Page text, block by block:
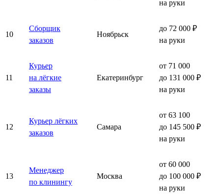
на руки
10
Сборщик
заказов
Ноябрьск
до 72 000 ₽
на руки
11
Курьер
на лёгкие
заказы
Екатеринбург
от 71 000
до 131 000 ₽
на руки
12
Курьер лёгких
заказов
Самара
от 63 100
до 145 500 ₽
на руки
13
Менеджер
по клинингу
Москва
от 60 000
до 100 000 ₽
на руки